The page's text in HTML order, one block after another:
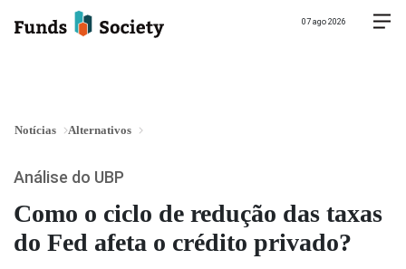
07 ago 2026
Notícias Alternativos
Como o ciclo de redução das taxas
do Fed afeta o crédito privado?
Análise do UBP